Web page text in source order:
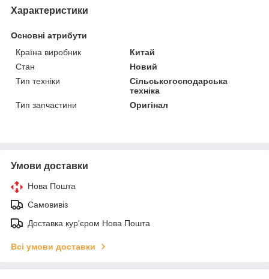
Характеристики
Основні атрибути
Країна виробник
Китай
Стан
Новий
Тип техніки
Сільськогосподарська
техніка
Тип запчастини
Оригінал
Умови доставки
Нова Пошта
Самовивіз
Доставка кур'єром Нова Пошта
Всі умови доставки